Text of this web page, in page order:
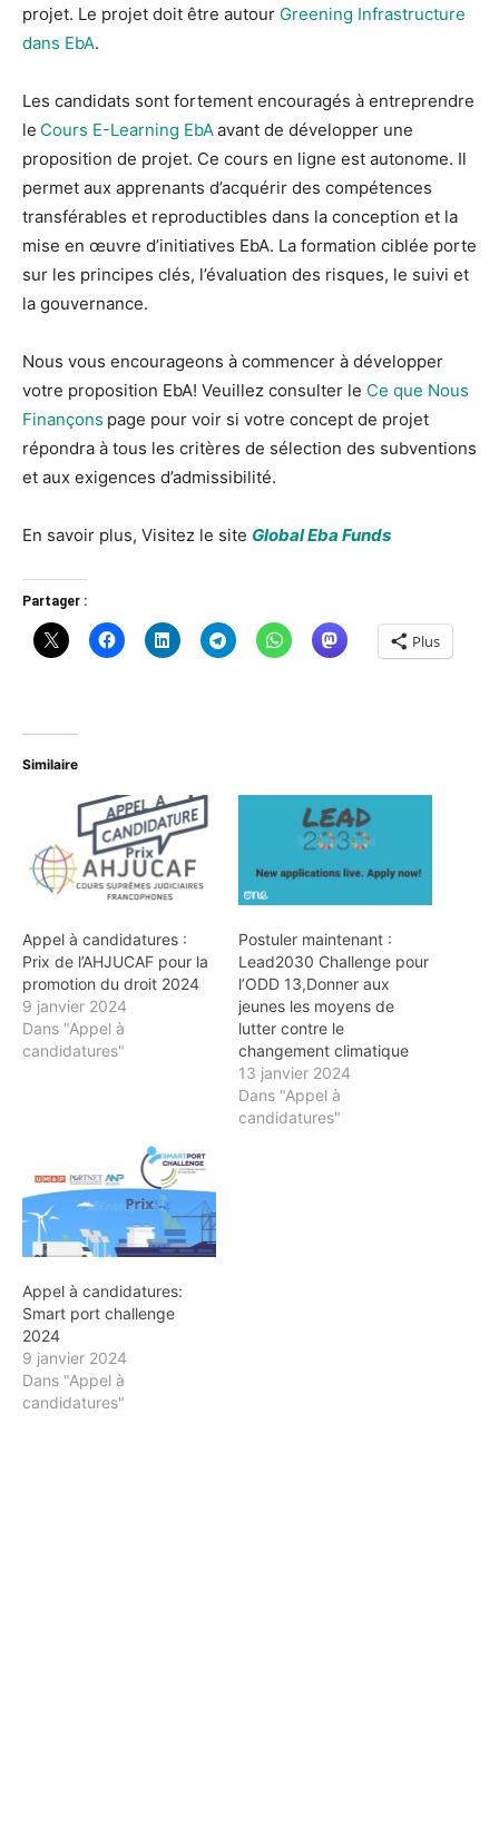
projet. Le projet doit être autour Greening Infrastructure
dans EbA.
Les candidats sont fortement encouragés à entreprendre
le Cours E-Learning EbAavant de développer une
proposition de projet. Ce cours en ligne est autonome. Il
permet aux apprenants d’acquérir des compétences
transférables et reproductibles dans la conception et la
mise en œuvre d’initiatives EbA. La formation ciblée porte
sur les principes clés, l’évaluation des risques, le suivi et
la gouvernance.
Nous vous encourageons à commencer à développer
votre proposition EbA! Veuillez consulter le Ce que Nous
Finançons page pour voir si votre concept de projet
répondra à tous les critères de sélection des subventions
et aux exigences d’admissibilité.
En savoir plus, Visitez le site Global Eba Funds
Partager :
Plus
Similaire
Appel à candidatures :
Prix de l’AHJUCAF pour la
promotion du droit 2024
9 janvier 2024
Dans "Appel à
candidatures"
Postuler maintenant :
Lead2030 Challenge pour
l’ODD 13,Donner aux
jeunes les moyens de
lutter contre le
changement climatique
13 janvier 2024
Dans "Appel à
candidatures"
Appel à candidatures:
Smart port challenge
2024
9 janvier 2024
Dans "Appel à
candidatures"